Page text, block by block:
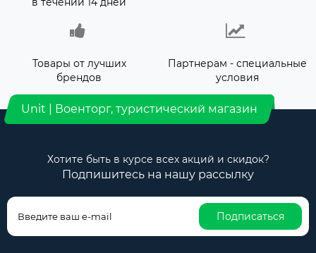
Товары от лучших
брендов
Партнерам - специальные
условия
Unit | Военторг, туристический магазин
Хотите быть в курсе всех акций и скидок?
Подпишитесь на нашу рассылку
Подписаться